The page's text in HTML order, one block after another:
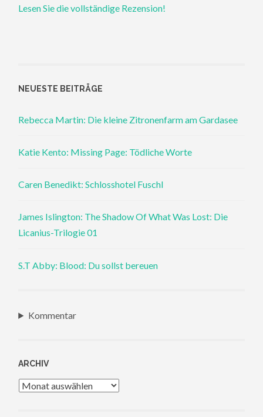
Lesen Sie die vollständige Rezension!
NEUESTE BEITRÄGE
Rebecca Martin: Die kleine Zitronenfarm am Gardasee
Katie Kento: Missing Page: Tödliche Worte
Caren Benedikt: Schlosshotel Fuschl
James Islington: The Shadow Of What Was Lost: Die
Licanius-Trilogie 01
S.T Abby: Blood: Du sollst bereuen
Kommentar
ARCHIV
Archiv